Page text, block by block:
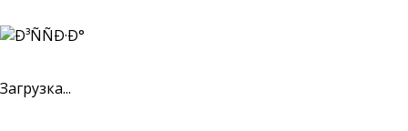
Загрузка...